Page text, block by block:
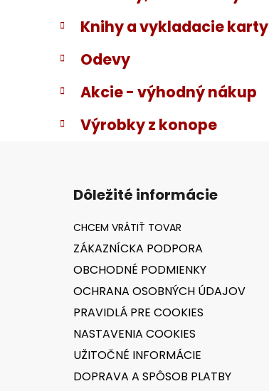
Knihy a vykladacie karty
Odevy
Akcie - výhodný nákup
Výrobky z konope
Dôležité informácie
ZÁKAZNÍCKA PODPORA
OBCHODNÉ PODMIENKY
OCHRANA OSOBNÝCH ÚDAJOV
PRAVIDLÁ PRE COOKIES
NASTAVENIA COOKIES
UŽITOČNÉ INFORMÁCIE
DOPRAVA A SPÔSOB PLATBY